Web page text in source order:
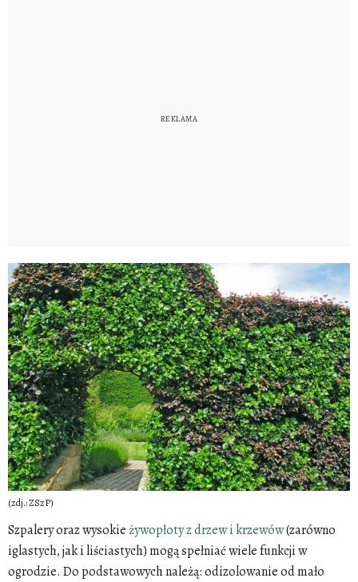
(zdj.: ZSzP)
Szpalery oraz wysokieżywopłoty z drzew i krzewów(zarówno
iglastych, jak i liściastych) mogą spełniać wiele funkcji w
ogrodzie. Do podstawowych należą: odizolowanie od mało